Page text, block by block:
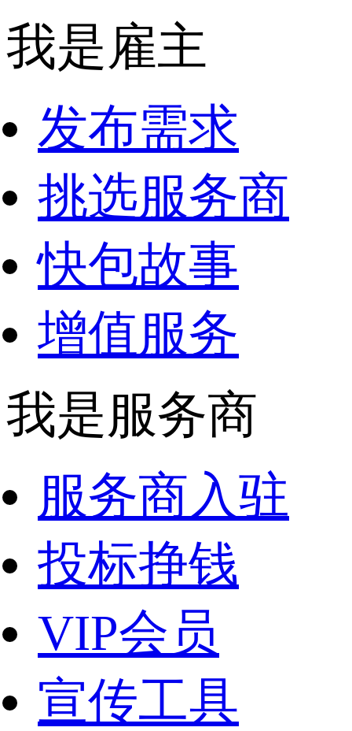
我是雇主
发布需求
挑选服务商
快包故事
增值服务
我是服务商
服务商入驻
投标挣钱
VIP会员
宣传工具